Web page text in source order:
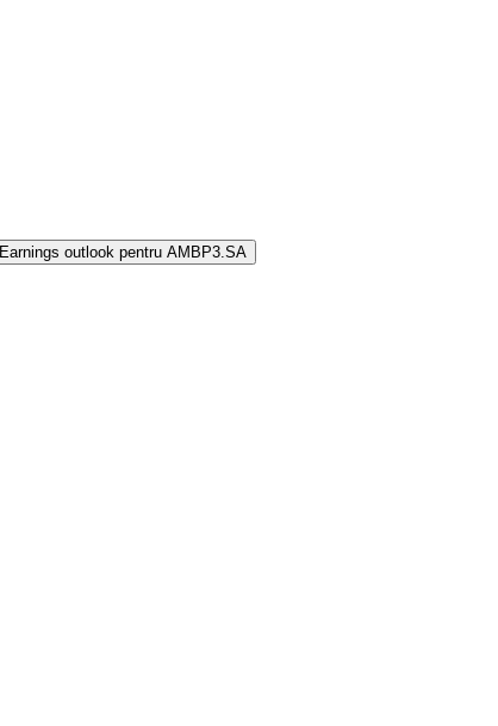
Earnings outlook pentru AMBP3.SA